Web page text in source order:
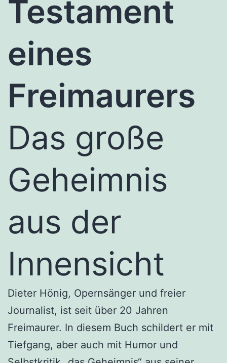
Testament
eines
Freimaurers
Das große
Geheimnis
aus der
Innensicht
Dieter Hönig, Opernsänger und freier
Journalist, ist seit über 20 Jahren
Freimaurer. In diesem Buch schildert er mit
Tiefgang, aber auch mit Humor und